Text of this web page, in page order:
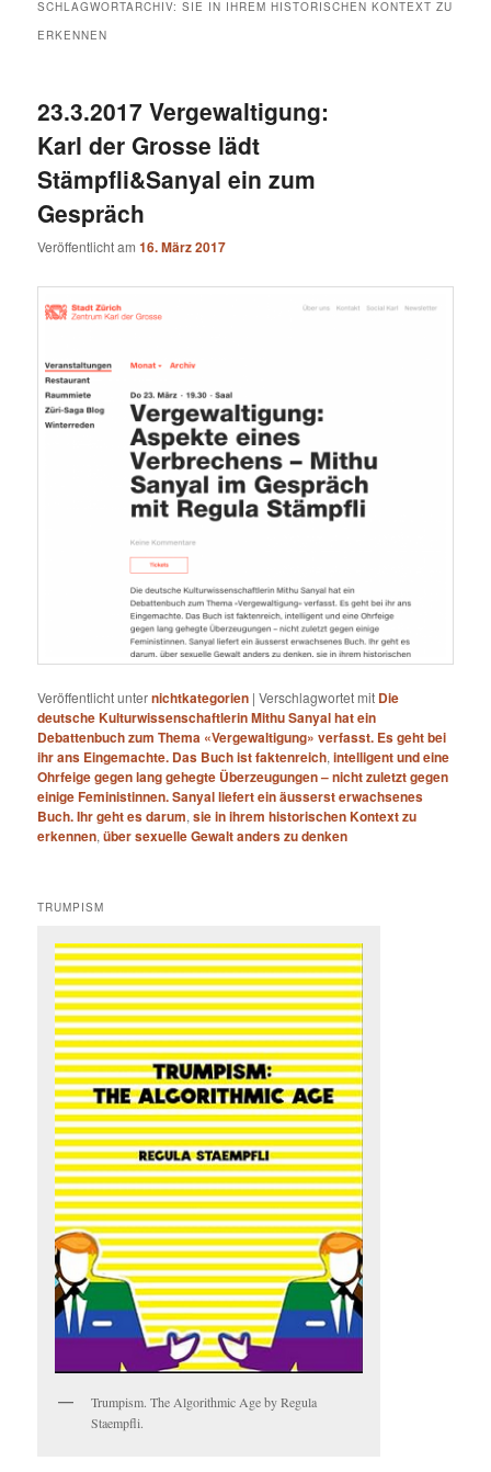
SCHLAGWORTARCHIV:SIE IN IHREM HISTORISCHEN KONTEXT ZU
ERKENNEN
23.3.2017 Vergewaltigung:
Karl der Grosse lädt
Stämpfli&Sanyal ein zum
Gespräch
Veröffentlicht am16. März 2017
Veröffentlicht unternichtkategorien |Verschlagwortet mit Die
deutsche Kulturwissenschaftlerin Mithu Sanyal hat ein
Debattenbuch zum Thema «Vergewaltigung» verfasst. Es geht bei
ihr ans Eingemachte. Das Buch ist faktenreich,intelligent und eine
Ohrfeige gegen lang gehegte Überzeugungen – nicht zuletzt gegen
einige Feministinnen. Sanyal liefert ein äusserst erwachsenes
Buch. Ihr geht es darum,sie in ihrem historischen Kontext zu
erkennen,über sexuelle Gewalt anders zu denken
TRUMPISM
Trumpism. The Algorithmic Age by Regula
Staempfli.